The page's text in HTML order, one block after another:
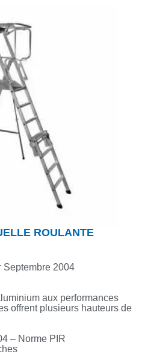
ROULANTE
Septembre 2004
aux performances
offrent plusieurs hauteurs de
– Norme PIR